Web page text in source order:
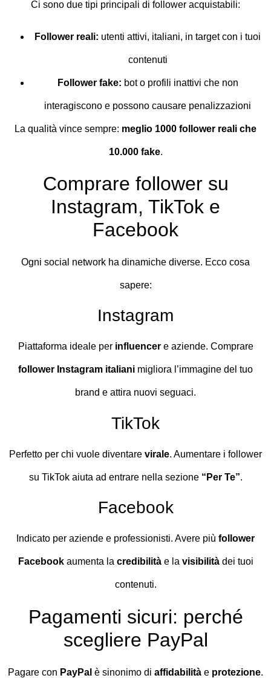
Ci sono due tipi principali di follower acquistabili:
Follower reali: utenti attivi, italiani, in target con i tuoi
contenuti
Follower fake: bot o profili inattivi che non
interagiscono e possono causare penalizzazioni
La qualità vince sempre: meglio 1000 follower reali che
10.000 fake.
Comprare follower su
Instagram, TikTok e
Facebook
Ogni social network ha dinamiche diverse. Ecco cosa
sapere:
Instagram
Piattaforma ideale per influencere aziende. Comprare
follower Instagram italiani migliora l’immagine del tuo
brand e attira nuovi seguaci.
TikTok
Perfetto per chi vuole diventare virale. Aumentare i follower
su TikTok aiuta ad entrare nella sezione “Per Te”.
Facebook
Indicato per aziende e professionisti. Avere più follower
Facebookaumenta la credibilitàe la visibilitàdei tuoi
contenuti.
Pagamenti sicuri: perché
scegliere PayPal
Pagare con PayPal è sinonimo di affidabilità e protezione.